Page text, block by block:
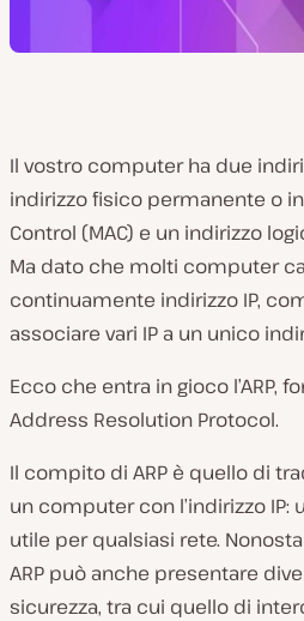
Il vostro computer ha due
indirizzo fisico permanente o
Control (MAC) e un indirizzo
Ma dato che molti computer
continuamente indirizzo IP,
associare vari IP a un unico
Ecco che entra in gioco l’ARP,
Address Resolution Protocol.
Il compito di ARP è quello di
un computer con l’indirizzo
utile per qualsiasi rete.
ARP può anche presentare
sicurezza, tra cui quello di